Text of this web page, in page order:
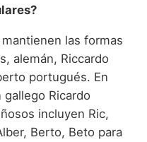
las formas
alemán, Riccardo
portugués. En
Ricardo
incluyen Ric,
Berto, Beto para